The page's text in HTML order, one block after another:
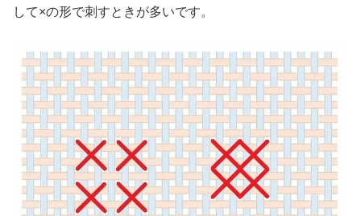
して×の形で刺すときが多いです。